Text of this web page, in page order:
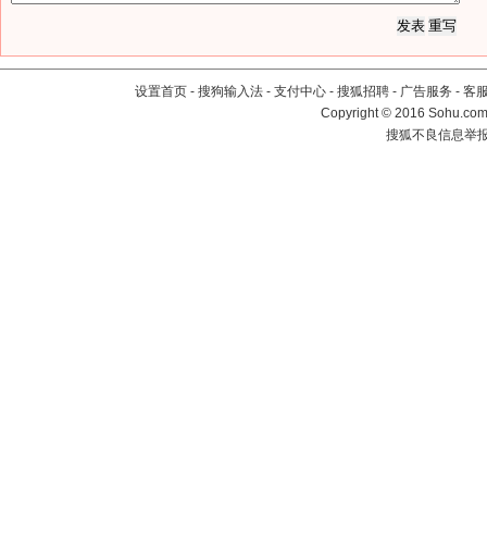
设置首页 - 搜狗输入法 - 支付中心 - 搜狐招聘 - 广告服务 - 客
Copyright©2016
搜狐不良信息举